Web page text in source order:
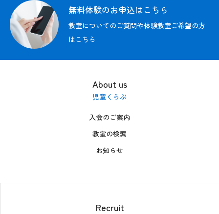
入会のご案内
教室の検索
無料体験のお申込はこちら
教室についてのご質問や体験教室ご希望の方
はこちら
About us
児童くらぶ
入会のご案内
教室の検索
お知らせ
Recruit